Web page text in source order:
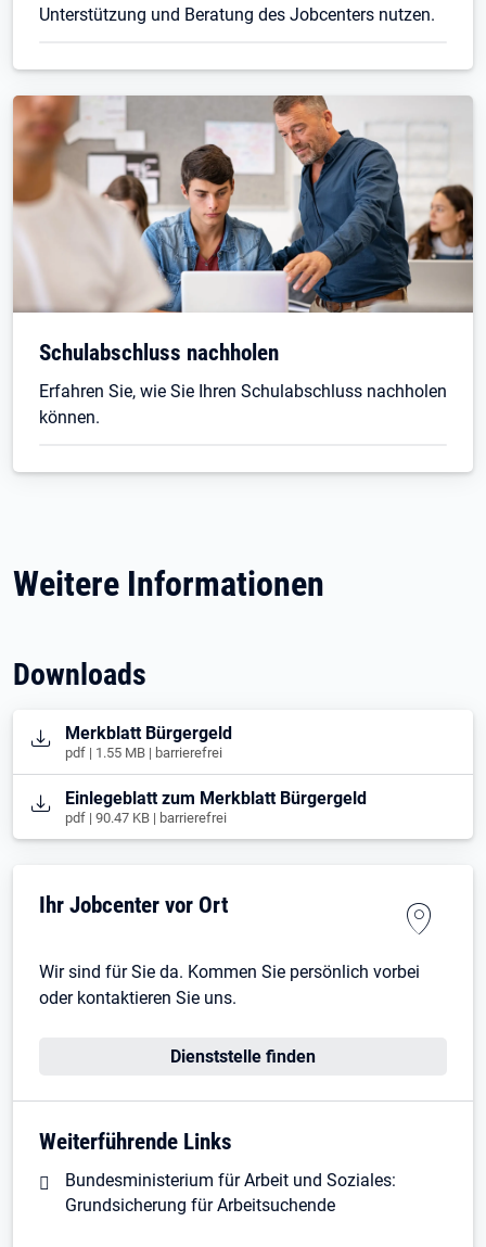
Unterstützung und Beratung des Jobcenters nutzen.
Schulabschluss nachholen
Erfahren Sie, wie Sie Ihren Schulabschluss nachholen
können.
Weitere Informationen
Downloads
Öffnet in neuem Tab
Merkblatt Bürgergeld
pdf | 1.55 MB | barrierefrei
Öffnet in neuem Tab
Einlegeblatt zum Merkblatt Bürgergeld
pdf | 90.47 KB | barrierefrei
Ihr Jobcenter vor Ort
Wir sind für Sie da. Kommen Sie persönlich vorbei
oder kontaktieren Sie uns.
Dienststelle finden
Weiterführende Links
Bundesministerium für Arbeit und Soziales:
Grundsicherung für Arbeitsuchende